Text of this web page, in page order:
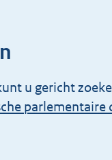
u gericht
parlementaire